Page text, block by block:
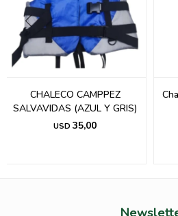
CHALECO CAMPPEZ
SALVAVIDAS (AZUL Y GRIS)
USD 35,00